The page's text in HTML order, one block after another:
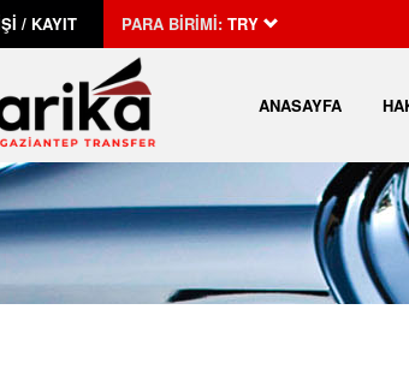
/ KAYIT PARA BİRİMİ: TRY
ANASAYFA